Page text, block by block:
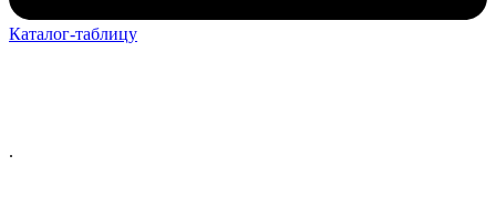
Каталог-таблицу
.